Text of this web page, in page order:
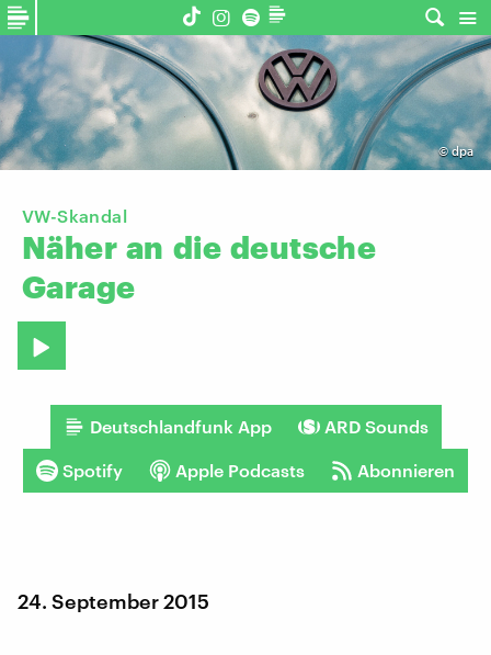
©dpa
VW-Skandal
Näher an die deutsche
Garage
Deutschlandfunk App ARD Sounds
Spotify Apple Podcasts Abonnieren
24. September 2015